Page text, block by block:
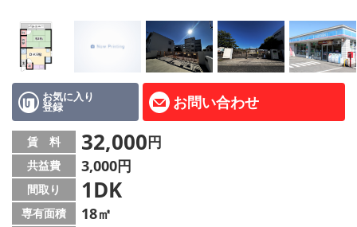
地域から探す
地図から探す
スタッフ紹介
Instagram
店舗情報·アクセス
会社概要
お気に入り
登録 お問い合わせ
賃 料 32,000円
共益費 3,000円
間取り 1DK
専有面積 18㎡